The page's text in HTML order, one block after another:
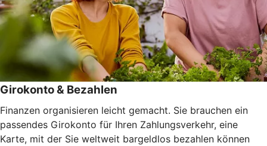
Girokonto & Bezahlen
Finanzen organisieren leicht gemacht. Sie brauchen ein
passendes Girokonto für Ihren Zahlungsverkehr, eine
Karte, mit der Sie weltweit bargeldlos bezahlen können